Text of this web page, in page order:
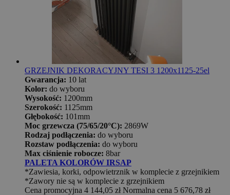
GRZEJNIK DEKORACYJNY TESI 3 1200x1125-25el
Gwarancja: 10 lat
Kolor: do wyboru
Wysokość: 1200mm
Szerokość: 1125mm
Głębokość: 101mm
Moc grzewcza (75/65/20°C): 2869W
Rodzaj podłączenia: do wyboru
Rozstaw podłączenia: do wyboru
Max ciśnienie robocze: 8bar
PALETA KOLORÓW IRSAP
*Zawiesia, korki, odpowietrznik w komplecie z grzejnikiem
*Zawory nie są w komplecie z grzejnikiem
Cena promocyjna 4 144,05 zł Normalna cena 5 676,78 zł